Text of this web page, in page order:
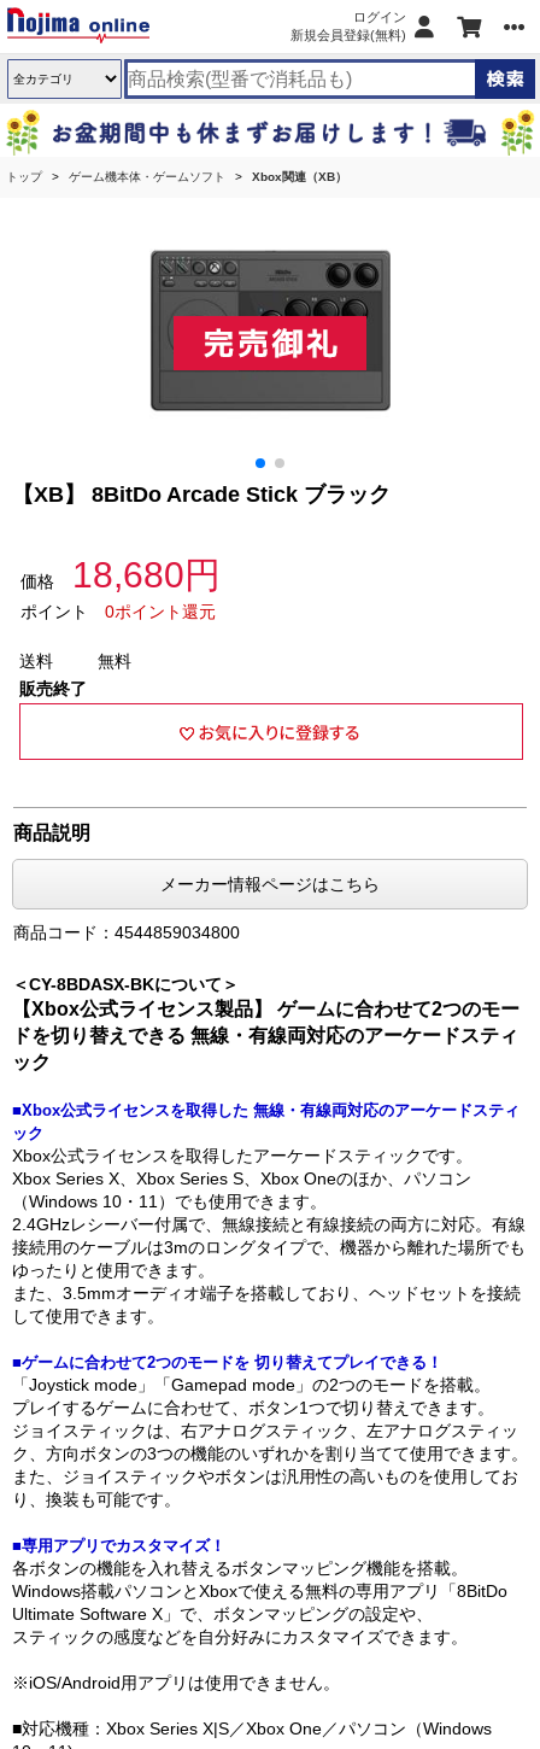
ログイン
新規会員登録(無料)
トップ ゲーム機本体・ゲームソフト Xbox関連（XB）
【XB】 8BitDo Arcade Stick ブラック
価格 18,680円
ポイント 0ポイント還元
送料
無料
販売終了
商品説明
メーカー情報ページはこちら
商品コード：4544859034800
＜CY-8BDASX-BKについて＞
【Xbox公式ライセンス製品】 ゲームに合わせて2つのモー
ドを切り替えできる 無線・有線両対応のアーケードスティ
ック
■Xbox公式ライセンスを取得した 無線・有線両対応のアーケードスティ
ック
Xbox公式ライセンスを取得したアーケードスティックです。
Xbox Series X、Xbox Series S、Xbox Oneのほか、パソコン
（Windows 10・11）でも使用できます。
2.4GHzレシーバー付属で、無線接続と有線接続の両方に対応。有線
接続用のケーブルは3mのロングタイプで、機器から離れた場所でも
ゆったりと使用できます。
また、3.5mmオーディオ端子を搭載しており、ヘッドセットを接続
して使用できます。
■ゲームに合わせて2つのモードを 切り替えてプレイできる！
「Joystick mode」「Gamepad mode」の2つのモードを搭載。
プレイするゲームに合わせて、ボタン1つで切り替えできます。
ジョイスティックは、右アナログスティック、左アナログスティッ
ク、方向ボタンの3つの機能のいずれかを割り当てて使用できます。
また、ジョイスティックやボタンは汎用性の高いものを使用してお
り、換装も可能です。
■専用アプリでカスタマイズ！
各ボタンの機能を入れ替えるボタンマッピング機能を搭載。
Windows搭載パソコンとXboxで使える無料の専用アプリ「8BitDo
Ultimate Software X」で、ボタンマッピングの設定や、
スティックの感度などを自分好みにカスタマイズできます。
※iOS/Android用アプリは使用できません。
■対応機種：Xbox Series X|S／Xbox One／パソコン（Windows